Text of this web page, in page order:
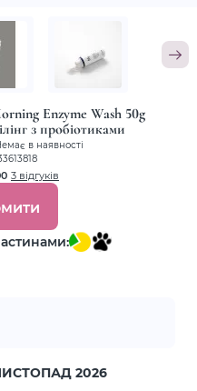
Enzyme Wash 50g
з пробіотиками
в наявності
3 відгуків
2026